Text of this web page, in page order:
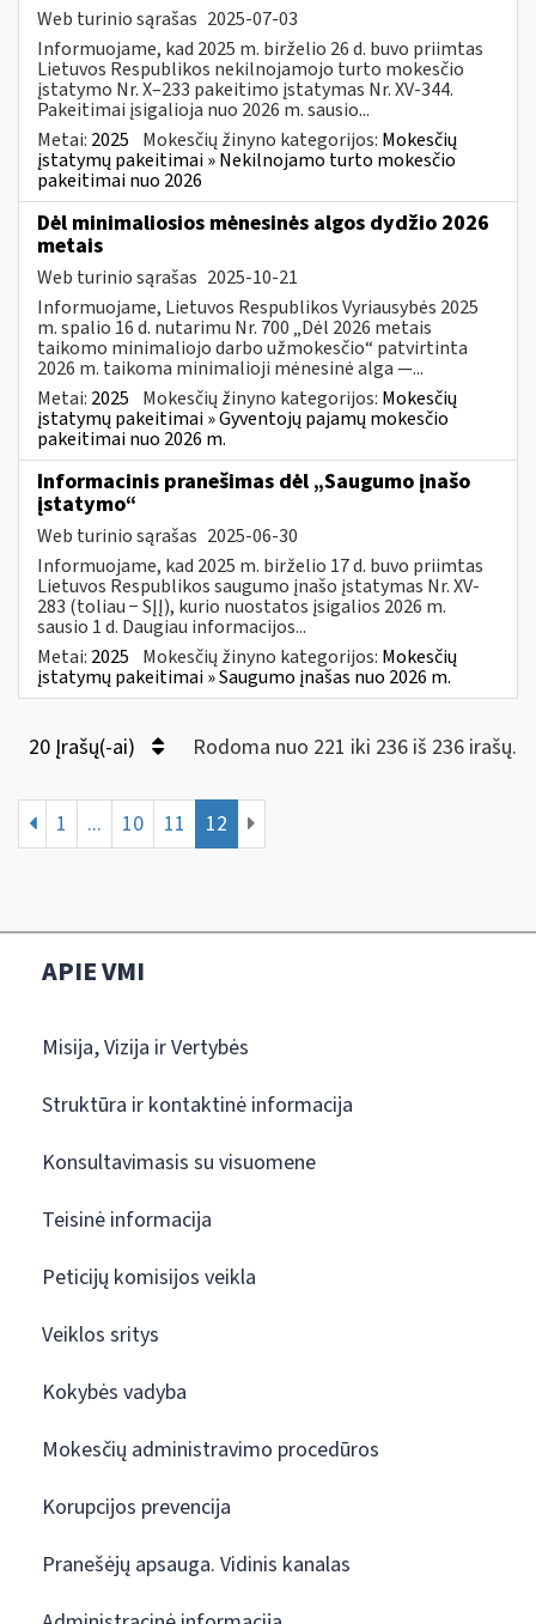
Web turinio sąrašas 2025-07-03
Informuojame, kad 2025 m. birželio 26 d. buvo priimtas
Lietuvos Respublikos nekilnojamojo turto mokesčio
įstatymo Nr. X–233 pakeitimo įstatymas Nr. XV-344.
Pakeitimai įsigalioja nuo 2026 m. sausio...
Metai: 2025 Mokesčių žinyno kategorijos: Mokesčių
įstatymų pakeitimai » Nekilnojamo turto mokesčio
pakeitimai nuo 2026
Dėl minimaliosios mėnesinės algos dydžio 2026
metais
Web turinio sąrašas 2025-10-21
Informuojame, Lietuvos Respublikos Vyriausybės 2025
m. spalio 16 d. nutarimu Nr. 700 „Dėl 2026 metais
taikomo minimaliojo darbo užmokesčio“ patvirtinta
2026 m. taikoma minimalioji mėnesinė alga —...
Metai: 2025 Mokesčių žinyno kategorijos: Mokesčių
įstatymų pakeitimai » Gyventojų pajamų mokesčio
pakeitimai nuo 2026 m.
Informacinis pranešimas dėl „Saugumo įnašo
įstatymo“
Web turinio sąrašas 2025-06-30
Informuojame, kad 2025 m. birželio 17 d. buvo priimtas
Lietuvos Respublikos saugumo įnašo įstatymas Nr. XV-
283 (toliau − SĮĮ), kurio nuostatos įsigalios 2026 m.
sausio 1 d. Daugiau informacijos...
Metai: 2025 Mokesčių žinyno kategorijos: Mokesčių
įstatymų pakeitimai » Saugumo įnašas nuo 2026 m.
20 Įrašų(-ai) Rodoma nuo 221 iki 236 iš 236 irašų.
1 ... 10 11 12
APIE VMI
Misija, Vizija ir Vertybės
Struktūra ir kontaktinė informacija
Konsultavimasis su visuomene
Teisinė informacija
Peticijų komisijos veikla
Veiklos sritys
Kokybės vadyba
Mokesčių administravimo procedūros
Korupcijos prevencija
Pranešėjų apsauga. Vidinis kanalas